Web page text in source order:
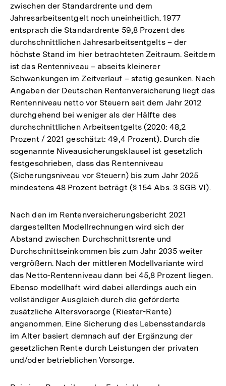
zwischen der Standardrente und dem
Jahresarbeitsentgelt noch uneinheitlich. 1977
entsprach die Standardrente 59,8 Prozent des
durchschnittlichen Jahresarbeitsentgelts – der
höchste Stand im hier betrachteten Zeitraum. Seitdem
ist das Rentenniveau – abseits kleinerer
Schwankungen im Zeitverlauf – stetig gesunken. Nach
Angaben der Deutschen Rentenversicherung liegt das
Rentenniveau netto vor Steuern seit dem Jahr 2012
durchgehend bei weniger als der Hälfte des
durchschnittlichen Arbeitsentgelts (2020: 48,2
Prozent / 2021 geschätzt: 49,4 Prozent). Durch die
sogenannte Niveausicherungsklausel ist gesetzlich
festgeschrieben, dass das Rentenniveau
(Sicherungsniveau vor Steuern) bis zum Jahr 2025
mindestens 48 Prozent beträgt (§ 154 Abs. 3 SGB VI).
Nach den im Rentenversicherungsbericht 2021
dargestellten Modellrechnungen wird sich der
Abstand zwischen Durchschnittsrente und
Durchschnittseinkommen bis zum Jahr 2035 weiter
vergrößern. Nach der mittleren Modellvariante wird
das Netto-Rentenniveau dann bei 45,8 Prozent liegen.
Ebenso modellhaft wird dabei allerdings auch ein
vollständiger Ausgleich durch die geförderte
zusätzliche Altersvorsorge (Riester-Rente)
angenommen. Eine Sicherung des Lebensstandards
im Alter basiert demnach auf der Ergänzung der
gesetzlichen Rente durch Leistungen der privaten
und/oder betrieblichen Vorsorge.